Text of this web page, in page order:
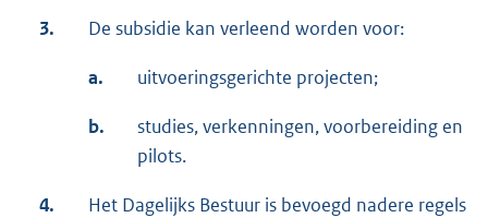
3. De subsidie kan verleend worden voor:
a. uitvoeringsgerichte projecten;
b.
studies, verkenningen, voorbereiding en
pilots.
4.
Het Dagelijks Bestuur is bevoegd nadere regels